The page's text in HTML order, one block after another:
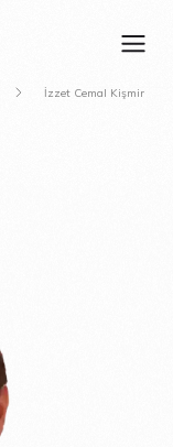
İzzet Cemal Kişmir